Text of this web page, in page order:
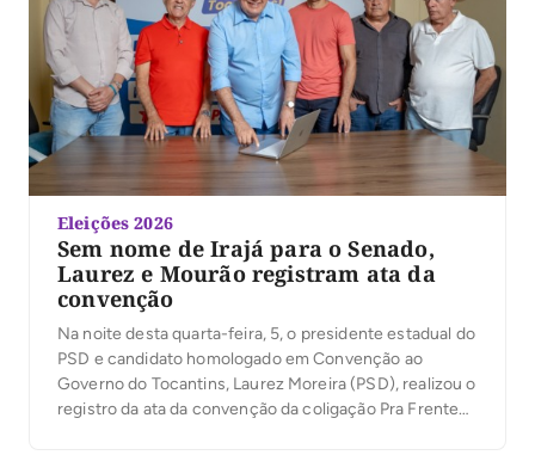
Eleições 2026
Sem nome de Irajá para o Senado,
Laurez e Mourão registram ata da
convenção
Na noite desta quarta-feira, 5, o presidente estadual do
PSD e candidato homologado em Convenção ao
Governo do Tocantins, Laurez Moreira (PSD), realizou o
registro da ata da convenção da coligação Pra Frente